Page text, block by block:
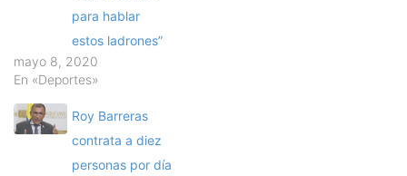
para hablar
estos ladrones”
mayo 8, 2020
En «Deportes»
Roy Barreras
contrata a diez
personas por día